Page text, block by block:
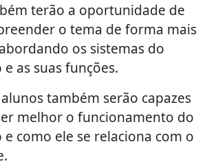
terão a oportunidade de
o tema de forma mais
os sistemas do
as suas funções.
também serão capazes
melhor o funcionamento do
como ele se relaciona com o